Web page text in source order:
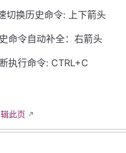
切换历史命令: 上下箭头
史命令自动补全：右箭头
执行命令: CTRL+C
此页